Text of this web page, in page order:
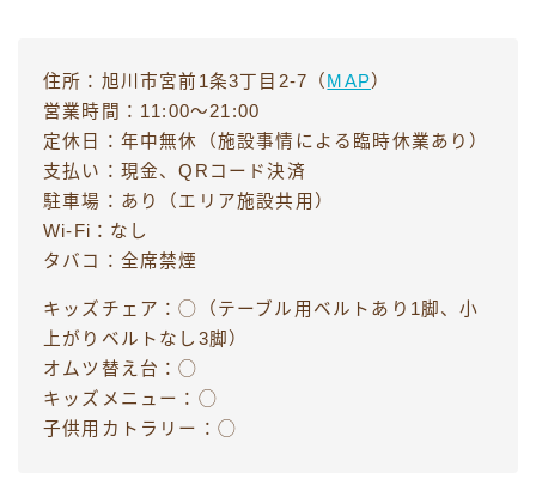
住所：旭川市宮前1条3丁目2-7（ MAP）
営業時間：11:00〜21:00
定休日：年中無休（施設事情による臨時休業あり）
支払い：現金、QRコード決済
駐車場：あり（エリア施設共用）
Wi-Fi：なし
タバコ：全席禁煙
キッズチェア：◯（テーブル用ベルトあり1脚、小
上がりベルトなし3脚）
オムツ替え台：◯
キッズメニュー：◯
子供用カトラリー：◯